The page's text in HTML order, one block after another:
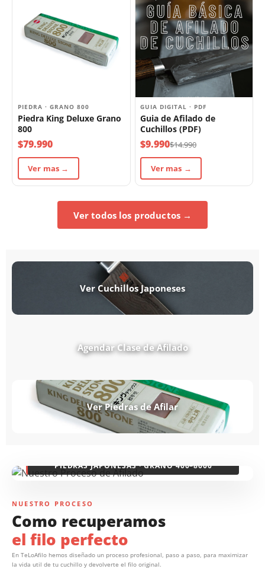
PIEDRA · GRANO 800
Piedra King Deluxe Grano
800
$79.990
Ver mas →
GUIA DIGITAL · PDF
Guia de Afilado de
Cuchillos (PDF)
$9.990$14.990
Ver mas →
Ver todos los productos →
Ver Cuchillos Japoneses
Agendar Clase de Afilado
Ver Piedras de Afilar
PIEDRAS JAPONESAS · GRANO 400–8000
NUESTRO PROCESO
Como recuperamos
el filo perfecto
En TeLoAfilo hemos diseñado un proceso profesional, paso a paso, para maximizar
la vida util de tu cuchillo y devolverte el filo original.